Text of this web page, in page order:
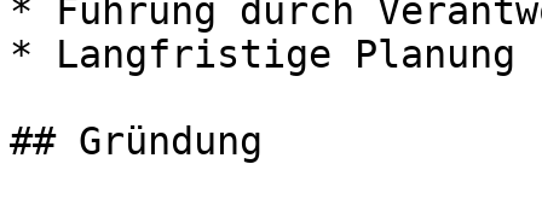
* Führung durch
* Langfristige
## Gründung